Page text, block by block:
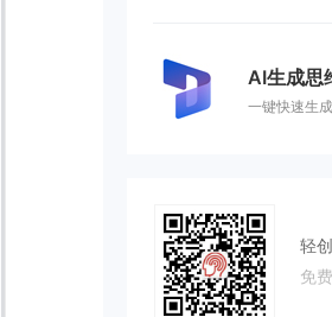
AI生成思
一键快速生
轻
免